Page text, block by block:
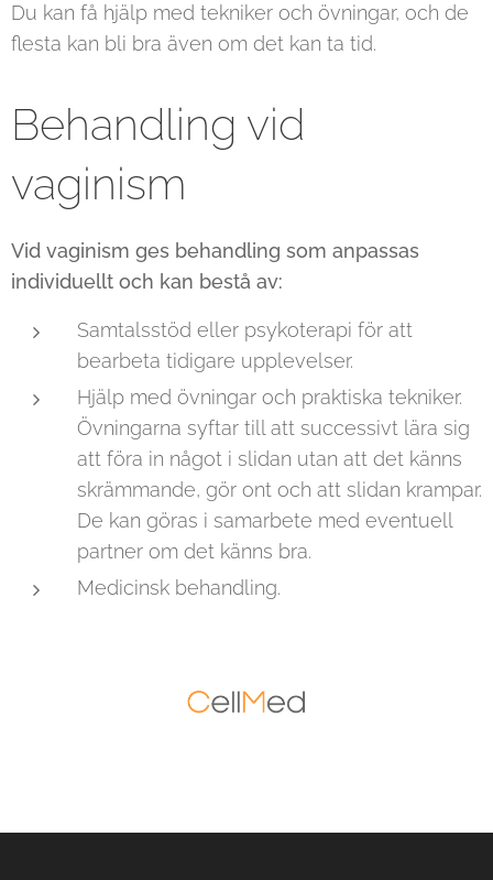
Du kan få hjälp med tekniker och övningar, och de
flesta kan bli bra även om det kan ta tid.
Behandling vid
vaginism
Vid vaginism ges behandling som anpassas
individuellt och kan bestå av:
Samtalsstöd eller psykoterapi för att
bearbeta tidigare upplevelser.
Hjälp med övningar och praktiska tekniker.
Övningarna syftar till att successivt lära sig
att föra in något i slidan utan att det känns
skrämmande, gör ont och att slidan krampar.
De kan göras i samarbete med eventuell
partner om det känns bra.
Medicinsk behandling.